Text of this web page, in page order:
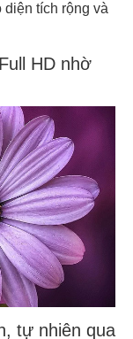
diện tích rộng và
HD nhờ
tự nhiên qua